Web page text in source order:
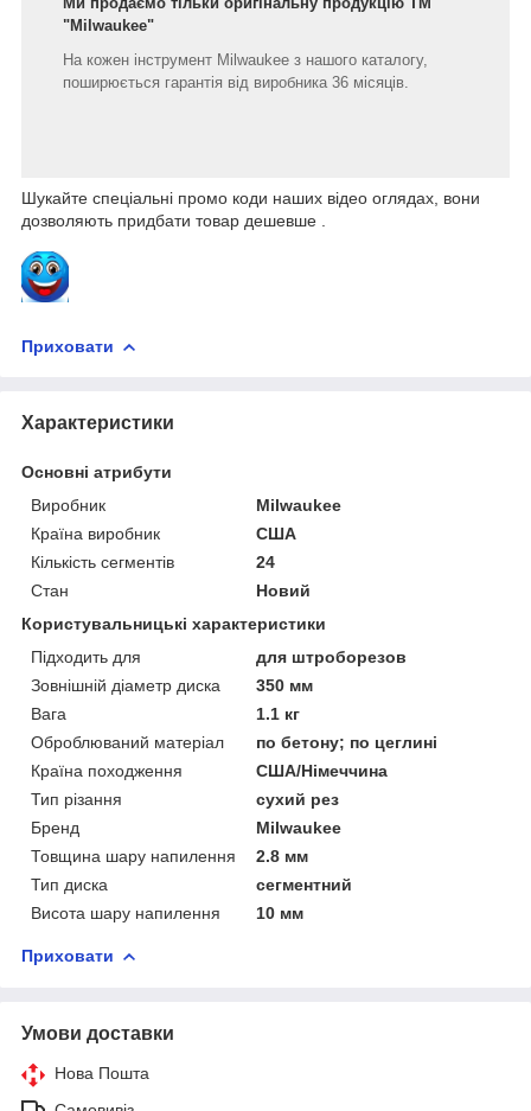
"Milwaukee"
На кожен інструмент Milwaukee з нашого каталогу,
поширюється гарантія від виробника 36 місяців.
Шукайте спеціальні промо коди наших відео оглядах, вони
дозволяють придбати товар дешевше .
Приховати
Характеристики
Основні атрибути
Виробник
Milwaukee
Країна виробник
США
Кількість сегментів
24
Стан
Новий
Користувальницькі характеристики
Підходить для
для штроборезов
Зовнішній діаметр диска
350 мм
Вага
1.1 кг
Оброблюваний матеріал
по бетону; по цеглині
Країна походження
США/Німеччина
Тип різання
сухий рез
Бренд
Milwaukee
Товщина шару напилення
2.8 мм
Тип диска
сегментний
Висота шару напилення
10 мм
Приховати
Умови доставки
Нова Пошта